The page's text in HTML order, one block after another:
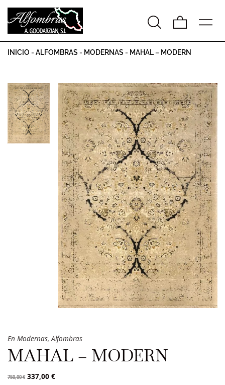
INICIO - ALFOMBRAS - MODERNAS - MAHAL – MODERN
En Modernas,Alfombras
MAHAL – MODERN
750,00€ 337,00 €